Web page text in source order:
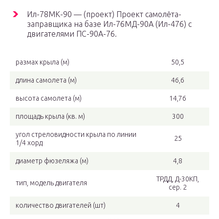
Ил-78МК-90 — (проект) Проект самолёта-
заправщика на базе Ил-76МД-90А (Ил-476) с
двигателями ПС-90А-76.
размах крыла (м) 50,5
длина самолета (м) 46,6
высота самолета (м) 14,76
площадь крыла (кв. м) 300
угол стреловидности крыла по линии
1/4 хорд
25
диаметр фюзеляжа (м) 4,8
тип, модель двигателя
ТРДД, Д-30КП,
сер. 2
количество двигателей (шт) 4